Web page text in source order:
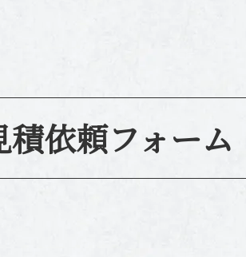
TAG HEUER
積依頼フォーム